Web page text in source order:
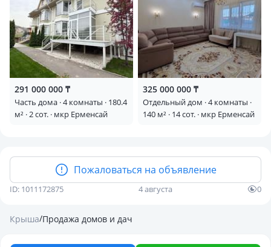
291 000 000 ₸
Часть дома · 4 комнаты · 180.4
м² · 2 сот. · мкр Ерменсай
325 000 000 ₸
Отдельный дом · 4 комнаты ·
140 м² · 14 сот. · мкр Ерменсай
Пожаловаться на объявление
ID: 1011172875 4 августа 0
Крыша/Продажа домов и дач